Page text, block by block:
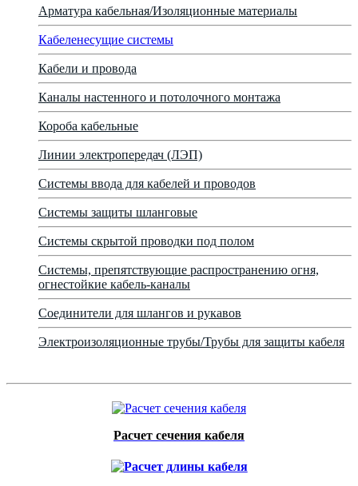
Арматура кабельная/Изоляционные материалы
Кабеленесущие системы
Кабели и провода
Каналы настенного и потолочного монтажа
Короба кабельные
Линии электропередач (ЛЭП)
Системы ввода для кабелей и проводов
Системы защиты шланговые
Системы скрытой проводки под полом
Системы, препятствующие распространению огня,
огнестойкие кабель-каналы
Соединители для шлангов и рукавов
Электроизоляционные трубы/Трубы для защиты кабеля
Расчет сечения кабеля